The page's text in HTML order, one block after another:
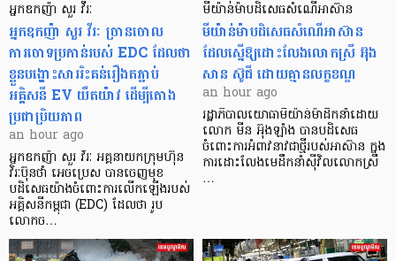
អ្នកឧកញ៉ា សួរ វីរៈ
អ្នកឧកញ៉ា សួរ វីរៈ​ ច្រានចោល
ការចោទប្រកាន់របស់ EDC ដែលថា
ខ្លួនបង្ហោះសាររិះគន់រឿងតភ្ជាប់
អគ្គិសនី EV យឺតយ៉ាវ ដើម្បីតោង
ប្រជាប្រិយភាព
an hour ago
អ្នកឧកញ៉ា សួរ វីរៈ អគ្គនាយកក្រុមហ៊ុន
វិរៈប៊ុនថាំ អេចប្រេស បានចេញមុខ
បដិសេធយ៉ាងចំពោះការលើកឡើងរបស់
អគ្គិសនីកម្ពុជា (EDC) ដែលថា រូប
លោកច…
មីយ៉ាន់ម៉ាបដិសេធសំណើអាស៊ាន
មីយ៉ាន់ម៉ាបដិសេធសំណើអាស៊ាន
ដែលស្នើឱ្យដោះលែងលោកស្រី អ៊ុង
សាន ស៊ូជី ដោយគ្មានលក្ខខណ្ឌ
an hour ago
រដ្ឋាភិបាលយោធាមីយ៉ាន់ម៉ាដឹកនាំដោយ
លោក មីន អ៊ុងឡាំង បានបដិសេធ
ចំពោះការអំពាវនាវជាថ្មីរបស់អាស៊ាន ក្នុង
ការដោះលែងមេដឹកនាំស៊ីវិលលោកស្រី
…